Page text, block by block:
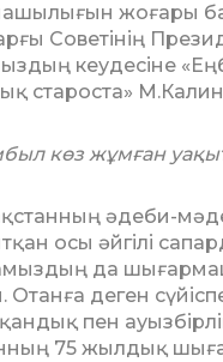
жоғары
Советінің
кеу­десіне
староста»
көз жұмған
әдеби-
осы әйгілі
да
Отанға деген
пен
75 жылдық